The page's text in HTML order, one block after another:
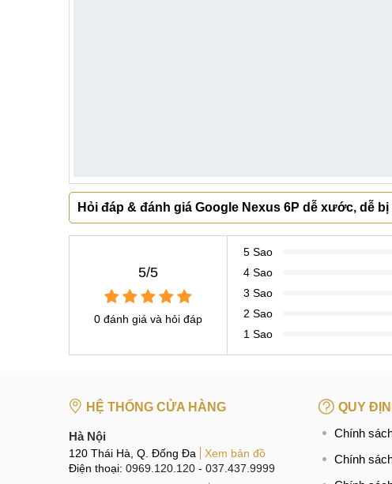
Hỏi đáp & đánh giá Google Nexus 6P dễ xước, dễ
5/5
0 đánh giá và hỏi đáp
5 Sao
4 Sao
3 Sao
2 Sao
1 Sao
HỆ THỐNG CỬA HÀNG
Hà Nội
120 Thái Hà, Q. Đống Đa
Xem bản đồ
Điện thoại: 0969.120.120 - 037.437.9999
QUY
Chính
Chính